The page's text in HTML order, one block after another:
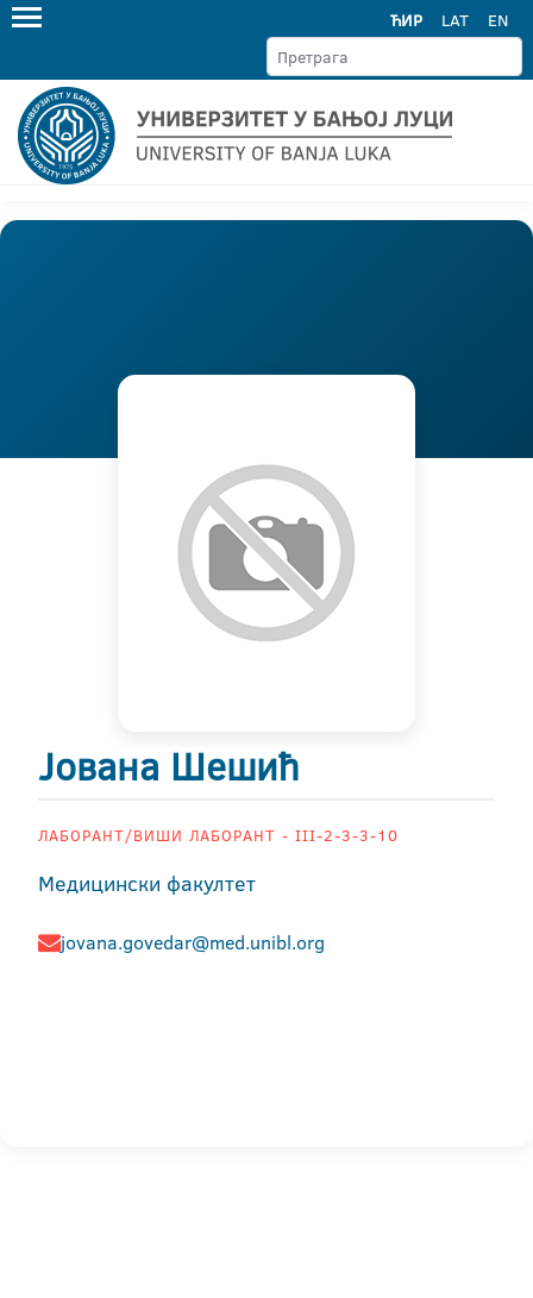
ЋИР LAT EN
Јована Шешић
ЛАБОРАНТ/ВИШИ ЛАБОРАНТ - III-2-3-3-10
Медицински факултет
jovana.govedar@med.unibl.org